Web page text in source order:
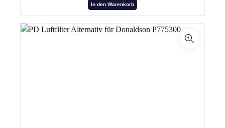
In den Warenkorb